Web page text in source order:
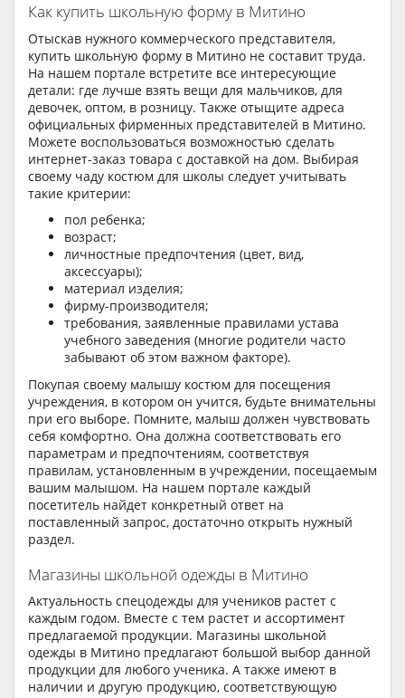
Как купить школьную форму в Митино
Отыскав нужного коммерческого представителя,
купить школьную форму в Митино не составит труда.
На нашем портале встретите все интересующие
детали: где лучше взять вещи для мальчиков, для
девочек, оптом, в розницу. Также отыщите адреса
официальных фирменных представителей в Митино.
Можете воспользоваться возможностью сделать
интернет-заказ товара с доставкой на дом. Выбирая
своему чаду костюм для школы следует учитывать
такие критерии:
пол ребенка;
возраст;
личностные предпочтения (цвет, вид,
аксессуары);
материал изделия;
фирму-производителя;
требования, заявленные правилами устава
учебного заведения (многие родители часто
забывают об этом важном факторе).
Покупая своему малышу костюм для посещения
учреждения, в котором он учится, будьте внимательны
при его выборе. Помните, малыш должен чувствовать
себя комфортно. Она должна соответствовать его
параметрам и предпочтениям, соответствуя
правилам, установленным в учреждении, посещаемым
вашим малышом. На нашем портале каждый
посетитель найдет конкретный ответ на
поставленный запрос, достаточно открыть нужный
раздел.
Магазины школьной одежды в Митино
Актуальность спецодежды для учеников растет с
каждым годом. Вместе с тем растет и ассортимент
предлагаемой продукции. Магазины школьной
одежды в Митино предлагают большой выбор данной
продукции для любого ученика. А также имеют в
наличии и другую продукцию, соответствующую